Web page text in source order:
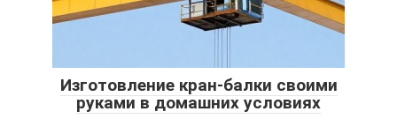
Изготовление кран-балки своими
руками в домашних условиях